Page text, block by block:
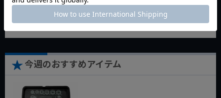
カートに入れる
今週のおすすめアイテム